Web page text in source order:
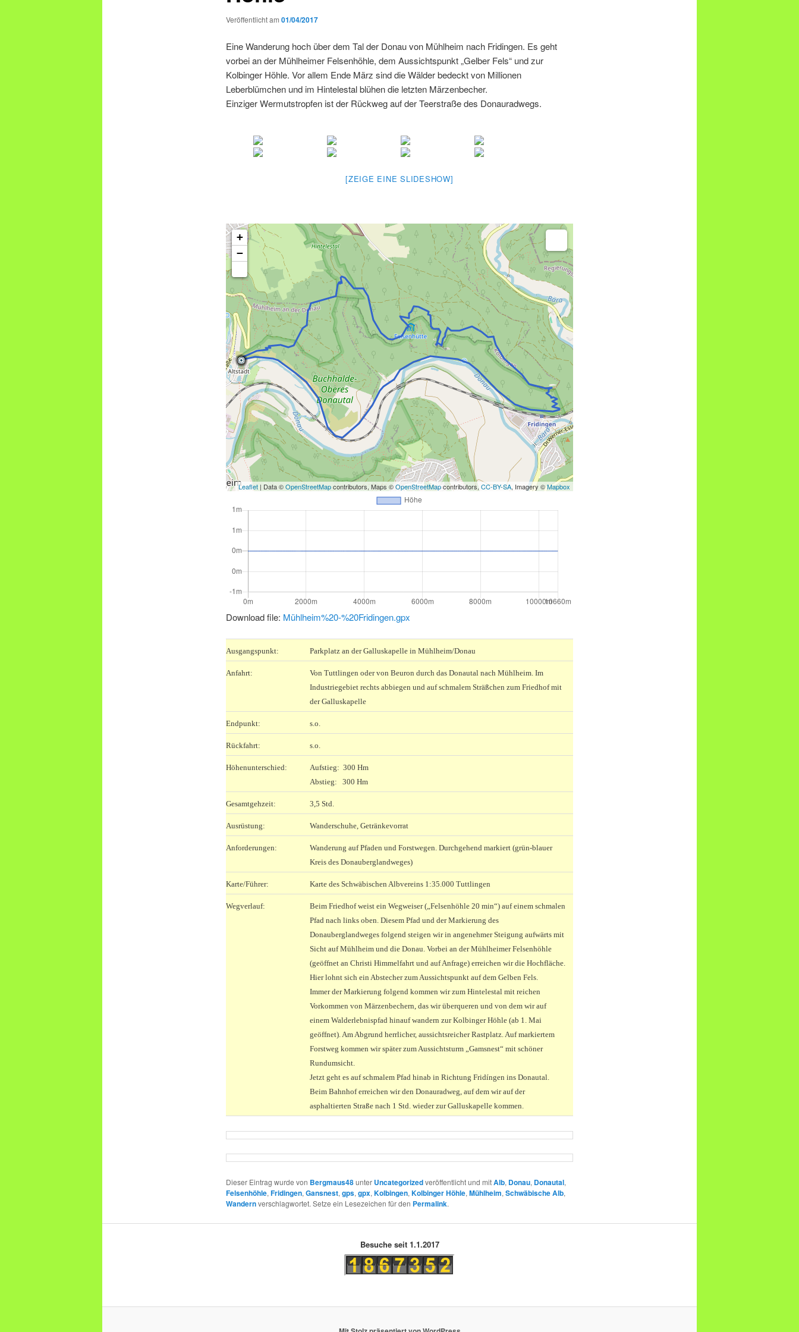
Veröffentlicht am 01/04/2017
Eine Wanderung hoch über dem Tal der Donau von Mühlheim nach Fridingen. Es geht
vorbei an der Mühlheimer Felsenhöhle, dem Aussichtspunkt „Gelber Fels“ und zur
Kolbinger Höhle. Vor allem Ende März sind die Wälder bedeckt von Millionen
Leberblümchen und im Hintelestal blühen die letzten Märzenbecher.
Einziger Wermutstropfen ist der Rückweg auf der Teerstraße des Donauradwegs.
[ZEIGE EINE SLIDESHOW]
+
−
Leaflet | Data ©OpenStreetMapcontributors, Maps ©OpenStreetMapcontributors,CC-BY-SA, Imagery ©Mapbox
Download file: Mühlheim%20-%20Fridingen.gpx
Ausgangspunkt: Parkplatz an der Galluskapelle in Mühlheim/Donau
Anfahrt:
Von Tuttlingen oder von Beuron durch das Donautal nach Mühlheim. Im
Industriegebiet rechts abbiegen und auf schmalem Sträßchen zum Friedhof mit
der Galluskapelle
Endpunkt: s.o.
Rückfahrt: s.o.
Höhenunterschied:
Aufstieg: 300 Hm
Abstieg: 300 Hm
Gesamtgehzeit: 3,5 Std.
Ausrüstung: Wanderschuhe, Getränkevorrat
Anforderungen:
Wanderung auf Pfaden und Forstwegen. Durchgehend markiert (grün-blauer
Kreis des Donauberglandweges)
Karte/Führer: Karte des Schwäbischen Albvereins 1:35.000 Tuttlingen
Wegverlauf:
Beim Friedhof weist ein Wegweiser („Felsenhöhle 20 min“) auf einem schmalen
Pfad nach links oben. Diesem Pfad und der Markierung des
Donauberglandweges folgend steigen wir in angenehmer Steigung aufwärts mit
Sicht auf Mühlheim und die Donau. Vorbei an der Mühlheimer Felsenhöhle
(geöffnet an Christi Himmelfahrt und auf Anfrage) erreichen wir die Hochfläche.
Hier lohnt sich ein Abstecher zum Aussichtspunkt auf dem Gelben Fels.
Immer der Markierung folgend kommen wir zum Hintelestal mit reichen
Vorkommen von Märzenbechern, das wir überqueren und von dem wir auf
einem Walderlebnispfad hinauf wandern zur Kolbinger Höhle (ab 1. Mai
geöffnet). Am Abgrund herrlicher, aussichtsreicher Rastplatz. Auf markiertem
Forstweg kommen wir später zum Aussichtsturm „Gamsnest“ mit schöner
Rundumsicht.
Jetzt geht es auf schmalem Pfad hinab in Richtung Fridíngen ins Donautal.
Beim Bahnhof erreichen wir den Donauradweg, auf dem wir auf der
asphaltierten Straße nach 1 Std. wieder zur Galluskapelle kommen.
Dieser Eintrag wurde von Bergmaus48unter Uncategorizedveröffentlicht und mitAlb, Donau, Donautal,
Felsenhöhle, Fridingen, Gansnest, gps, gpx, Kolbingen, Kolbinger Höhle, Mühlheim, Schwäbische Alb,
Wandernverschlagwortet. Setze ein Lesezeichen für den Permalink.
Besuche seit 1.1.2017